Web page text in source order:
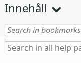
Innehåll